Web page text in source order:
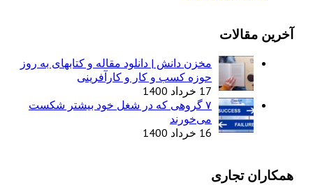
آخرین مقالات
مخزن دانش | دانلود مقاله و کتابهای به روز
حوزه کسب و کار و کارآفرینی
17 خرداد 1400
۷ گروهی که در شغل خود بیشتر شکست
می‌خورند
16 خرداد 1400
همکاران تجاری